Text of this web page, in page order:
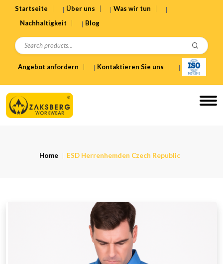
Startseite Über uns
Was wir tun
Nachhaltigkeit
Blog
Angebot anfordern Kontaktieren Sie uns
Home ESD Herrenhemden Czech Republic